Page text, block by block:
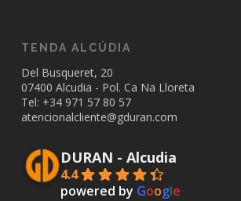
TENDA ALCÚDIA
Del Busqueret, 20
07400 Alcudia - Pol. Ca Na Lloreta
Tel: +34 971 57 80 57
atencionalcliente@gduran.com
DURAN - Alcudia
4.4
powered by Google